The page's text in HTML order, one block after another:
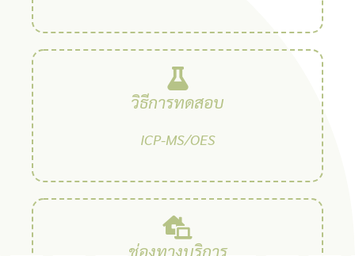
วิธีการทดสอบ
ICP-MS/OES
ช่องทางบริการ